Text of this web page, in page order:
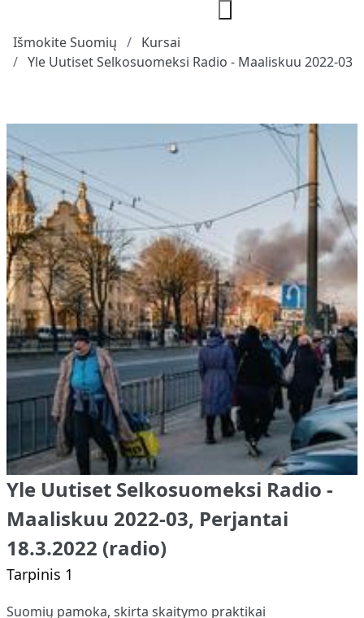
Išmokite Suomių
Kursai
Yle Uutiset Selkosuomeksi Radio - Maaliskuu 2022-03
Yle Uutiset Selkosuomeksi Radio -
Maaliskuu 2022-03, Perjantai
18.3.2022 (radio)
Tarpinis 1
Suomių pamoka, skirta skaitymo praktikai